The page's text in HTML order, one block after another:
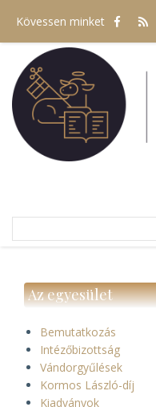
tartalomra
Kövessen minket
Search
Az egyesület
Bemutatkozás
Intézőbizottság
Vándorgyűlések
Kormos László-díj
Kiadványok